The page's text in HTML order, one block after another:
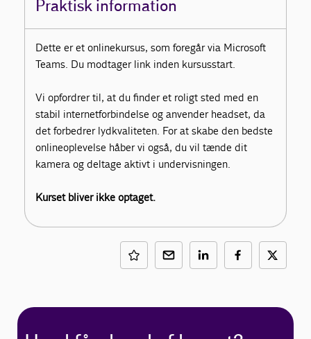
Praktisk information
Dette er et onlinekursus, som foregår via Microsoft
Teams. Du modtager link inden kursusstart.
Vi opfordrer til, at du finder et roligt sted med en
stabil internetforbindelse og anvender headset, da
det forbedrer lydkvaliteten. For at skabe den bedste
onlineoplevelse håber vi også, du vil tænde dit
kamera og deltage aktivt i undervisningen.
Kurset bliver ikke optaget.